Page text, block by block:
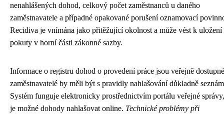
nenahlášených dohod, celkový počet zaměstnanců u daného
zaměstnavatele a případné opakované porušení oznamovací
Recidiva je vnímána jako přitěžující okolnost a může vést k uložení
pokuty v horní části zákonné sazby.
Informace o registru dohod o provedení práce jsou veřejně
zaměstnavatelé by měli být s pravidly nahlašování důkladně
Systém funguje elektronicky prostřednictvím portálu veřejné
je možné dohody nahlašovat online. Technické problémy při